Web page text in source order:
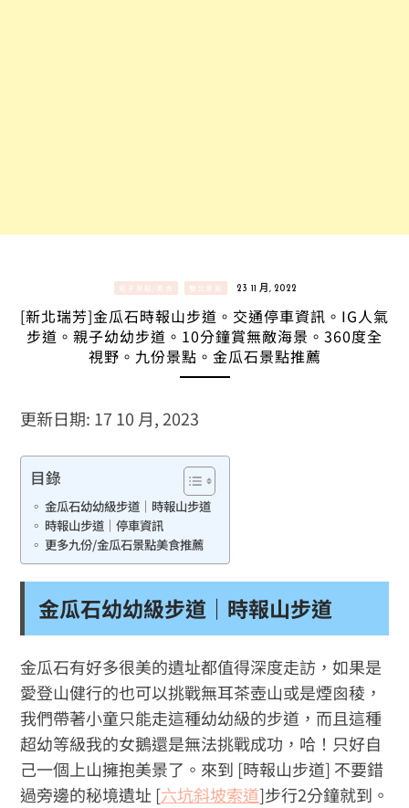
親子景點/美食 雙北景點 23 11 月, 2022
[新北瑞芳]金瓜石時報山步道。交通停車資訊。IG人氣
步道。親子幼幼步道。10分鐘賞無敵海景。360度全
視野。九份景點。金瓜石景點推薦
更新日期: 17 10 月, 2023
目錄
金瓜石幼幼級步道｜時報山步道
時報山步道｜停車資訊
更多九份/金瓜石景點美食推薦
金瓜石幼幼級步道｜時報山步道
金瓜石有好多很美的遺址都值得深度走訪，如果是
愛登山健行的也可以挑戰無耳茶壺山或是煙囪稜，
我們帶著小童只能走這種幼幼級的步道，而且這種
超幼等級我的女鵝還是無法挑戰成功，哈！只好自
己一個上山擁抱美景了。來到 [時報山步道] 不要錯
過旁邊的秘境遺址 [六坑斜坡索道]步行2分鐘就到。